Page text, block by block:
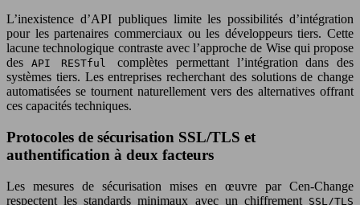
L’inexistence d’API publiques limite les possibilités d’intégration
pour les partenaires commerciaux ou les développeurs tiers. Cette
lacune technologique contraste avec l’approche de Wise qui propose
des API RESTfulcomplètes permettant l’intégration dans des
systèmes tiers. Les entreprises recherchant des solutions de change
automatisées se tournent naturellement vers des alternatives offrant
ces capacités techniques.
Protocoles de sécurisation SSL/TLS et
authentification à deux facteurs
Les mesures de sécurisation mises en œuvre par Cen-Change
respectent les standards minimaux avec un chiffrement SSL/TLS